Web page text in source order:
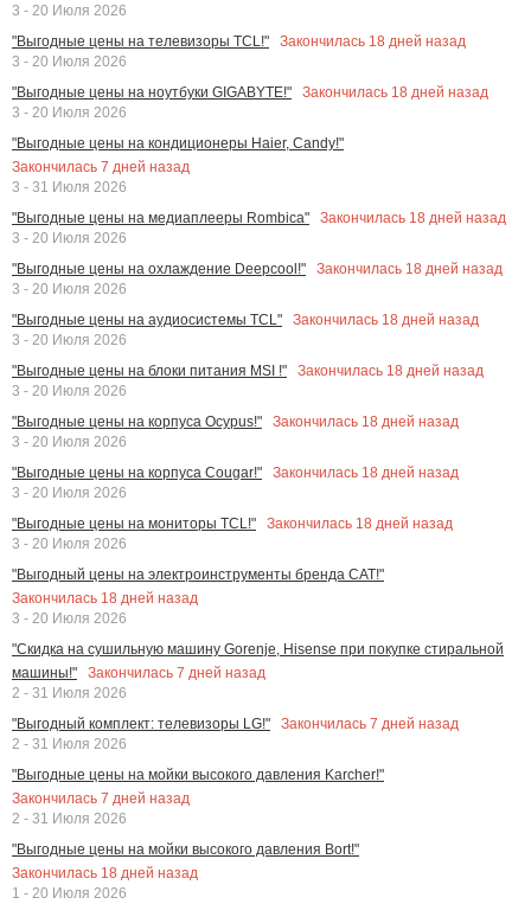
3 - 20 Июля 2026
"Выгодные цены на телевизоры TCL!"
Закончилась 18 дней назад
3 - 20 Июля 2026
"Выгодные цены на ноутбуки GIGABYTE!"
Закончилась 18 дней назад
3 - 20 Июля 2026
"Выгодные цены на кондиционеры Haier, Candy!"
Закончилась 7 дней назад
3 - 31 Июля 2026
"Выгодные цены на медиаплееры Rombica"
Закончилась 18 дней назад
3 - 20 Июля 2026
"Выгодные цены на охлаждение Deepcool!"
Закончилась 18 дней назад
3 - 20 Июля 2026
"Выгодные цены на аудиосистемы TCL"
Закончилась 18 дней назад
3 - 20 Июля 2026
"Выгодные цены на блоки питания MSI !"
Закончилась 18 дней назад
3 - 20 Июля 2026
"Выгодные цены на корпуса Ocypus!"
Закончилась 18 дней назад
3 - 20 Июля 2026
"Выгодные цены на корпуса Cougar!"
Закончилась 18 дней назад
3 - 20 Июля 2026
"Выгодные цены на мониторы TCL!"
Закончилась 18 дней назад
3 - 20 Июля 2026
"Выгодный цены на электроинструменты бренда CAT!"
Закончилась 18 дней назад
3 - 20 Июля 2026
"Скидка на сушильную машину Gorenje, Hisense при покупке стиральной
машины!"
Закончилась 7 дней назад
2 - 31 Июля 2026
"Выгодный комплект: телевизоры LG!"
Закончилась 7 дней назад
2 - 31 Июля 2026
"Выгодные цены на мойки высокого давления Karcher!"
Закончилась 7 дней назад
2 - 31 Июля 2026
"Выгодные цены на мойки высокого давления Bort!"
Закончилась 18 дней назад
1 - 20 Июля 2026